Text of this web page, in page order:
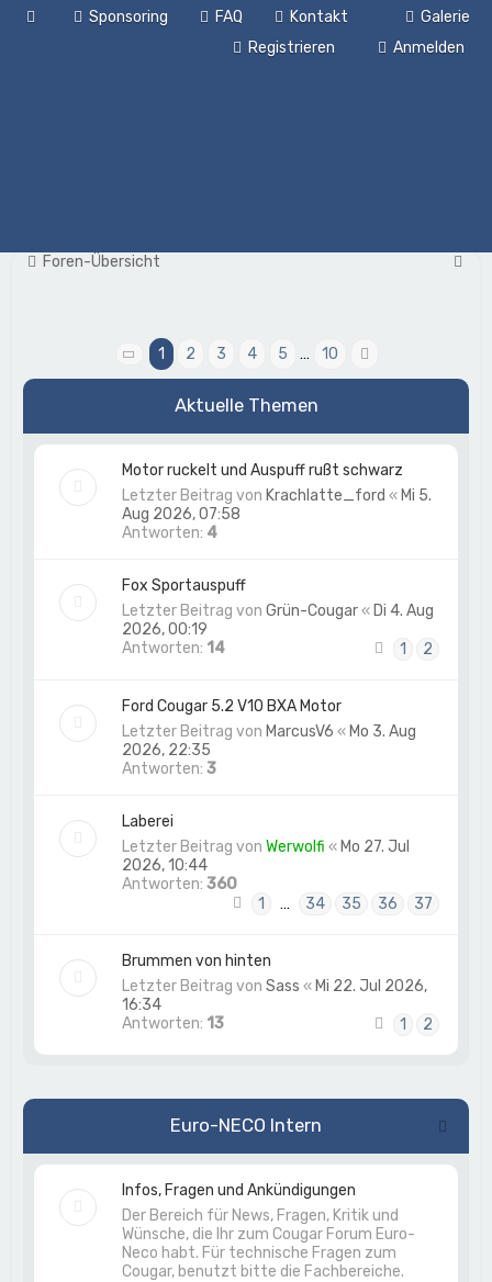
Galerie
Sponsoring FAQ
Kontakt
Anmelden
Registrieren
Foren-Übersicht
e
Seite 1von10
1 2 3 4 5 … 10
Aktuelle Themen
Motor ruckelt und Auspuff rußt schwarz
Letzter Beitrag von Krachlatte_ford « Mi 5.
Aug 2026, 07:58
Antworten: 4
Fox Sportauspuff
Letzter Beitrag vonGrün-Cougar« Di 4. Aug
2026, 00:19
Antworten: 14 1 2
Ford Cougar 5.2 V10 BXA Motor
Letzter Beitrag von MarcusV6 « Mo 3. Aug
2026, 22:35
Antworten:3
Laberei
Letzter Beitrag vonWerwolfi « Mo 27. Jul
2026, 10:44
Antworten:360
1
… 34 35 36 37
Brummen von hinten
Letzter Beitrag vonSass « Mi 22. Jul 2026,
16:34
Antworten: 13 1 2
Euro-NECO Intern
Infos, Fragen und Ankündigungen
Der Bereich für News, Fragen, Kritik und
Wünsche, die Ihr zum Cougar Forum Euro-
Neco habt. Für technische Fragen zum
Cougar, benutzt bitte die Fachbereiche.